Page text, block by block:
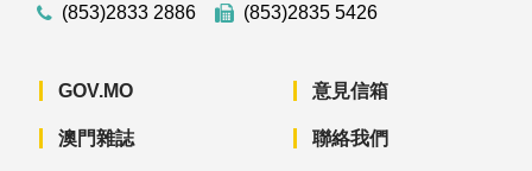
(853)2833 2886
(853)2835 5426
GOV.MO
澳門雜誌
意見信箱
聯絡我們